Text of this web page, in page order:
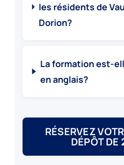
les résidents de
Dorion?
La formation est-
en anglais?
RÉSERVEZ
DÉPÔT DE